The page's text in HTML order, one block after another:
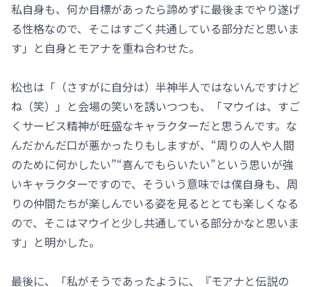
私自身も、何か目標があったら諦めずに最後までやり遂げ
る性格なので、そこはすごく共通している部分だと思いま
す」と自身とモアナを重ね合わせた。
松也は「（さすがに自分は）半神半人ではないんですけど
ね（笑）」と会場の笑いを誘いつつも、「マウイは、すご
くサービス精神が旺盛なキャラクターだと思うんです。な
んだかんだ口が悪かったりもしますが、“周りの人や人間
のために何かしたい”“喜んでもらいたい”という思いが強
いキャラクターですので、そういう意味では僕自身も、周
りの仲間たちが楽しんでいる姿を見るととても楽しくなる
ので、そこはマウイと少し共通している部分かなと思いま
す」と明かした。
最後に、「私がそうであったように、『モアナと伝説の